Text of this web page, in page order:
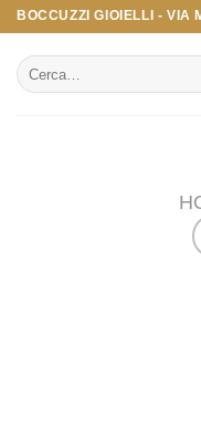
Salta
contenuti
BOCCUZZI GIOIELLI - VIA
Cerca: